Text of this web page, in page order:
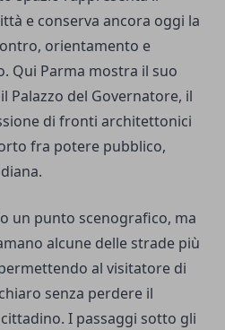
e conserva ancora oggi la
orientamento e
Qui Parma mostra il suo
Palazzo del Governatore, il
di fronti architettonici
fra potere pubblico,
un punto scenografico, ma
alcune delle strade più
al visitatore di
senza perdere il
I passaggi sotto gli